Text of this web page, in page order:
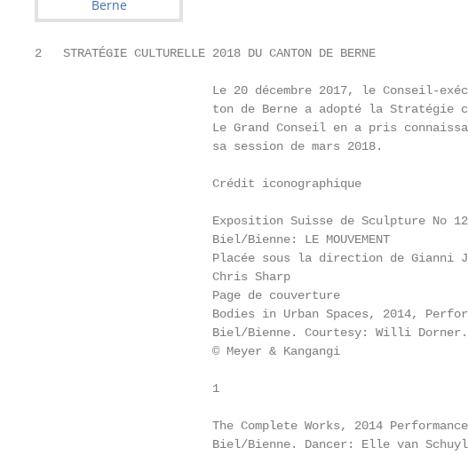
2   STRATÉGIE CULTURELLE 2018 DU CANTON DE BERNE
Le 20 décembre 2017, le Conseil-
ton de Berne a adopté la Stratégie
Le Grand Conseil en a pris
                         sa session de mars 2018.
Crédit iconographique
Exposition Suisse de Sculpture No
Biel/Bienne: LE MOUVEMENT
Placée sous la direction de Gianni
Chris Sharp
Page de couverture
Bodies in Urban Spaces, 2014,
                         Biel/Bienne. Courtesy: Willi Dorner.
© Meyer & Kangangi
                         1
The Complete Works, 2014
Biel/Bienne. Dancer: Elle van